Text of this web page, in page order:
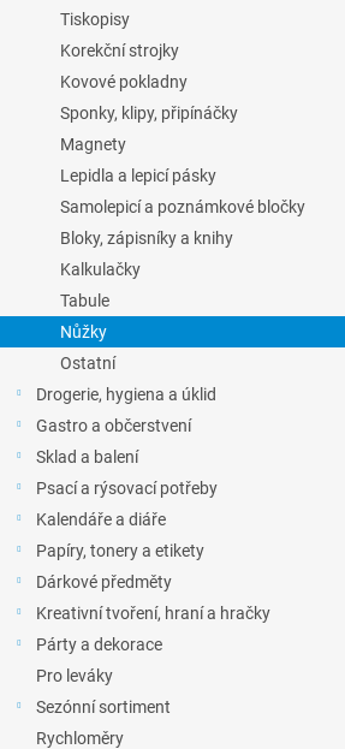
Tiskopisy
Korekční strojky
Kovové pokladny
Sponky, klipy, připínáčky
Magnety
Lepidla a lepicí pásky
Samolepicí a poznámkové bločky
Bloky, zápisníky a knihy
Kalkulačky
Tabule
Nůžky
Ostatní
Drogerie, hygiena a úklid
Gastro a občerstvení
Sklad a balení
Psací a rýsovací potřeby
Kalendáře a diáře
Papíry, tonery a etikety
Dárkové předměty
Kreativní tvoření, hraní a hračky
Párty a dekorace
Pro leváky
Sezónní sortiment
Rychloměry